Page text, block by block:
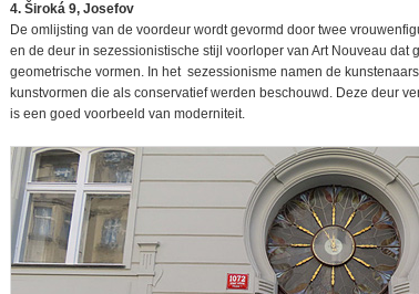
4. Široká 9, Josefov
De omlijsting van de voordeur wordt gevormd door twee
en de deur in sezessionistische stijl voorloper van Art Nouveau dat
geometrische vormen. In het sezessionisme namen de
kunstvormen die als conservatief werden beschouwd. Deze deur
is een goed voorbeeld van moderniteit.